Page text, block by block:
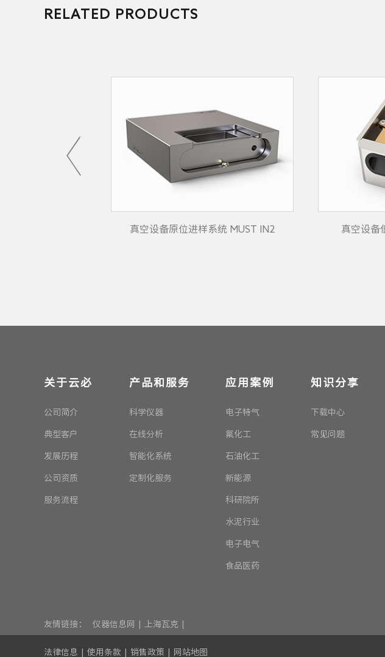
RELATED PRODUCTS
真空设备原位进样系统 MUST IN2 真空设备
关于云必
公司简介
典型客户
发展历程
公司资质
服务流程
产品和服务
科学仪器
在线分析
智能化系统
定制化服务
应用案例
电子特气
氟化工
石油化工
新能源
科研院所
水泥行业
电子电气
食品医药
知识分享
下载中心
常见问题
友情链接： 仪器信息网 上海瓦克
法律信息 使用条款 销售政策 网站地图